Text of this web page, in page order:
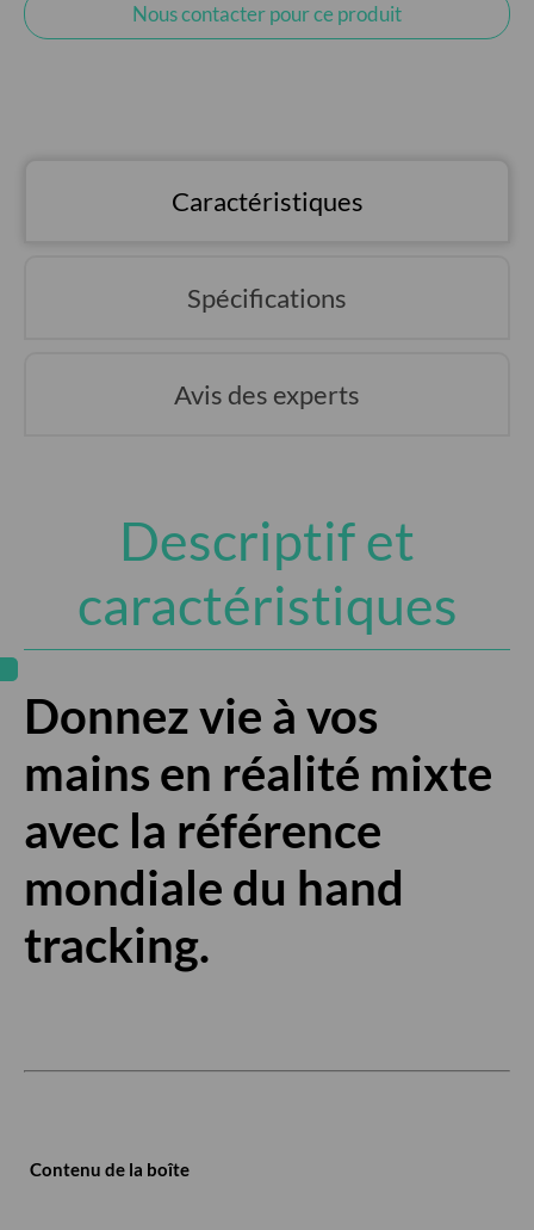
Nous contacter pour ce produit
Caractéristiques
Spécifications
Avis des experts
Descriptif et
caractéristiques
Donnez vie à vos
mains en réalité mixte
avec la référence
mondiale du hand
tracking.
Contenu de la boîte